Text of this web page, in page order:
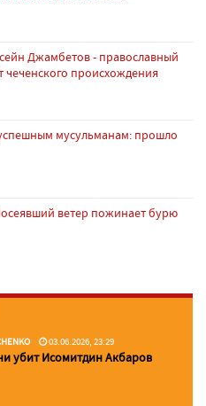
Джамбетов - православный
чеченского происхождения
мусульманам: прошло
ветер пожинает бурю
03.06.2026, 23:29
убит Исомитдин Акбаров